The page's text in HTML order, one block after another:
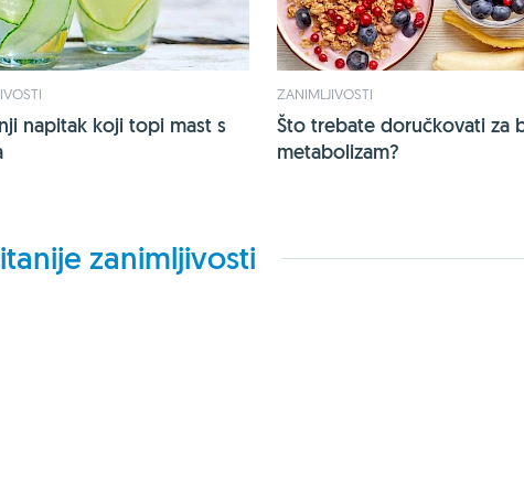
napitak koji topi mast s
ZANIMLJIVOSTI
Što trebate doručkovati za
metabolizam?
zanimljivosti